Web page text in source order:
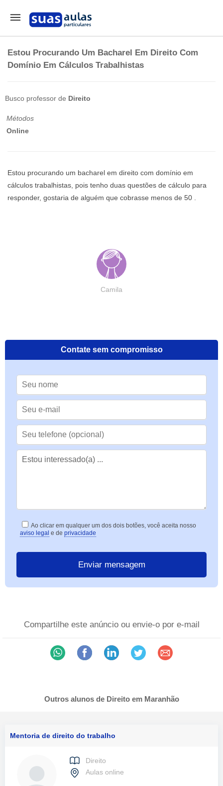
Estou Procurando Um Bacharel Em Direito Com
Domínio Em Cálculos Trabalhistas
Busco professor de Direito
Métodos
Online
Estou procurando um bacharel em direito com domínio em
cálculos trabalhistas, pois tenho duas questões de cálculo para
responder, gostaria de alguém que cobrasse menos de 50 .
Camila
Contate sem compromisso
Ao clicar em qualquer um dos dois botões, você aceita nosso
aviso legal e de privacidade
Compartilhe este anúncio ou envie-o por e-mail
Outros alunos de Direito em Maranhão
Mentoria de direito do trabalho
Direito
Aulas online